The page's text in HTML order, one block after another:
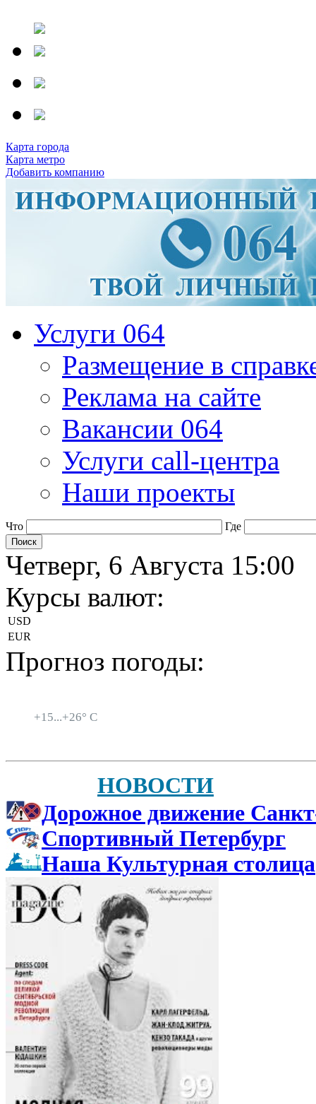
Карта города
Карта метро
Добавить компанию
Услуги 064
Размещение в
Реклама на сайте
Вакансии 064
Услуги call-центра
Наши проекты
Что Где
Четверг, 6 Августа 15:00
Курсы валют:
USD
EUR
Прогноз погоды:
+15...+26° C
НОВОСТИ
Дорожное движение
Спортивный Петербург
Наша Культурная столица